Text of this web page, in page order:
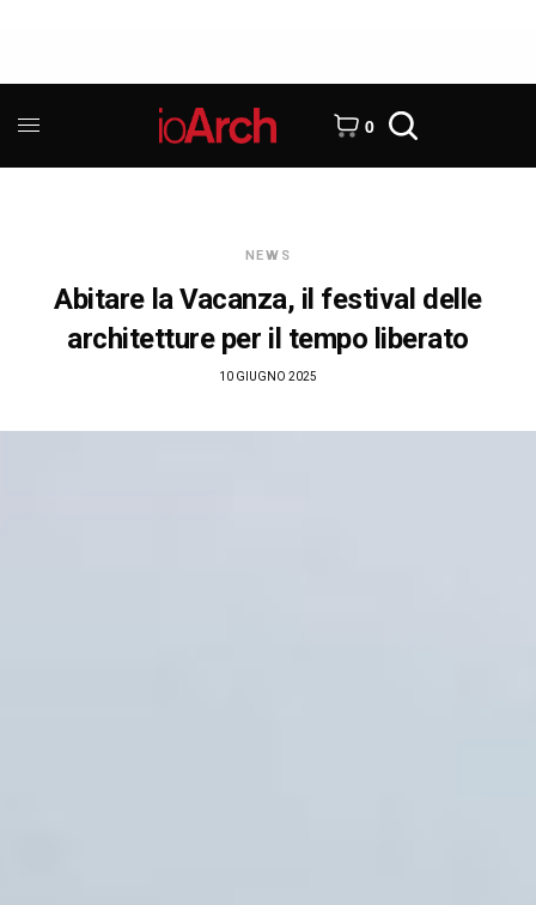
0
NEWS
Abitare la Vacanza, il festival delle
architetture per il tempo liberato
10 GIUGNO 2025